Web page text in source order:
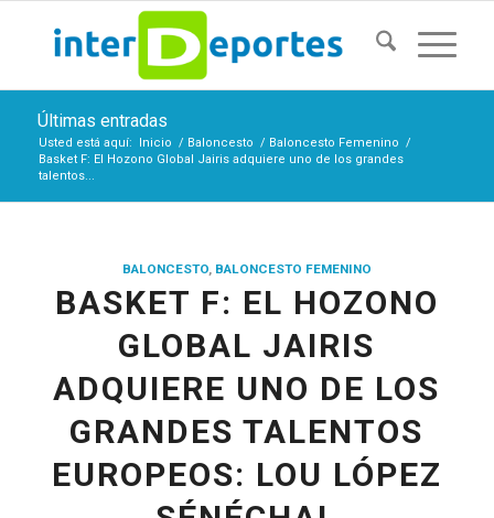
Últimas entradas
Usted está aquí: Inicio / Baloncesto / Baloncesto Femenino /
Basket F: El Hozono Global Jairis adquiere uno de los grandes
talentos...
BALONCESTO, BALONCESTO FEMENINO
BASKET F: EL HOZONO
GLOBAL JAIRIS
ADQUIERE UNO DE LOS
GRANDES TALENTOS
EUROPEOS: LOU LÓPEZ